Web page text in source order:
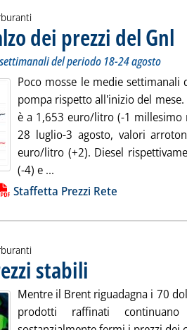
dei prezzi del Gnl
del periodo 18-24 agosto
Poco mosse le medie settimanali
pompa rispetto all'inizio del mese.
è a 1,653 euro/litro (-1 millesimo
28 luglio-3 agosto, valori
euro/litro (+2). Diesel
(-4) e ...
notizia
Staffetta Prezzi Rete
stabili
Mentre il Brent riguadagna i 70
prodotti raffinati